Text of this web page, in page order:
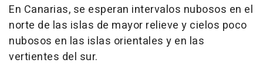
En Canarias, se esperan intervalos nubosos en el
norte de las islas de mayor relieve y cielos poco
nubosos en las islas orientales y en las
vertientes del sur.